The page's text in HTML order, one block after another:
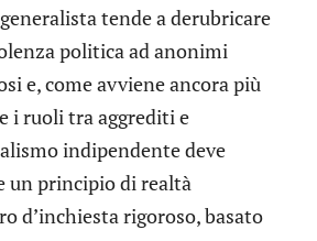
tende a derubricare
politica ad anonimi
e, come avviene ancora più
i ruoli tra aggrediti e
indipendente deve
un principio di realtà
d’inchiesta rigoroso, basato